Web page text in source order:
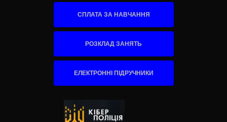
СПЛАТА ЗА НАВЧАННЯ
РОЗКЛАД ЗАНЯТЬ
ЕЛЕКТРОННІ ПІДРУЧНИКИ